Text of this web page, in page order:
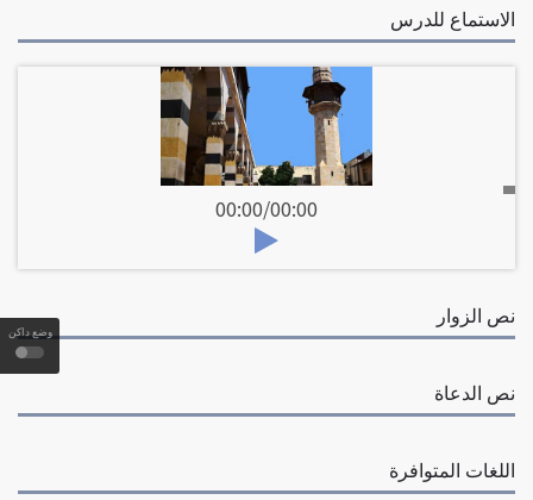
وضع داكن
الاستماع للدرس
00:00/00:00
نص الزوار
نص الدعاة
اللغات المتوافرة